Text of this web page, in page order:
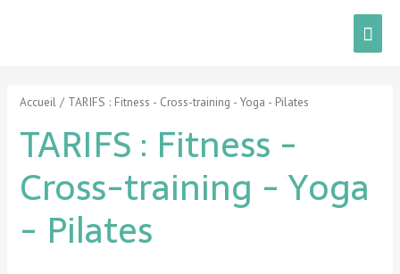
Accueil / TARIFS : Fitness - Cross-training - Yoga - Pilates
TARIFS : Fitness -
Cross-training - Yoga
- Pilates